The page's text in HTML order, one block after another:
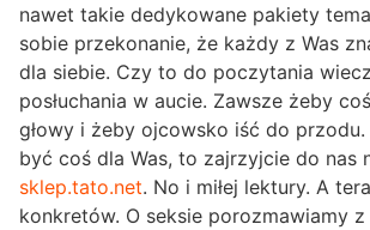
nawet takie dedykowane pakiety
sobie przekonanie, że każdy z Was
dla siebie. Czy to do poczytania
posłuchania w aucie. Zawsze żeby
głowy i żeby ojcowsko iść do
być coś dla Was, to zajrzyjcie do nas
sklep.tato.net. No i miłej lektury. A
konkretów. O seksie porozmawiamy z